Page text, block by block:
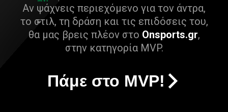
Αν ψάχνεις περιεχόμενο για τον άντρα,
το στιλ, τη δράση και τις επιδόσεις του,
θα μας βρεις πλέον στο Onsports.gr,
στην κατηγορία MVP.
Πάμε στο MVP!